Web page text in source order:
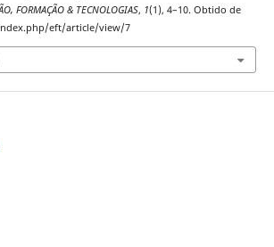
FORMAÇÃO & TECNOLOGIAS, 1(1), 4–10. Obtido de
eft/article/view/7